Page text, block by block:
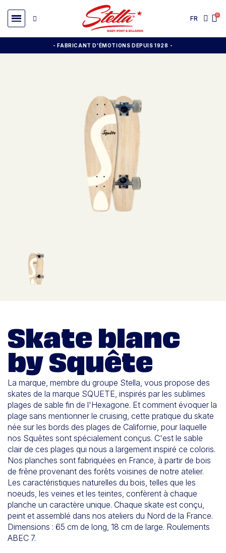
FR
- FABRICANT D'ÉMOTIONS DEPUIS 1928 -
Skate blanc
by Squête
La marque, membre du groupe Stella, vous propose des
skates de la marque SQUETE, inspirés par les sublimes
plages de sable fin de l'Hexagone. Et comment évoquer la
plage sans mentionner le cruising, cette pratique du skate
née sur les bords des plages de Californie, pour laquelle
nos Squêtes sont spécialement conçus. C'est le sable
clair de ces plages qui nous a largement inspiré ce coloris.
Nos planches sont fabriquées en France, à partir de bois
de frêne provenant des forêts voisines de notre atelier.
Les caractéristiques naturelles du bois, telles que les
noeuds, les veines et les teintes, confèrent à chaque
planche un caractère unique. Chaque skate est conçu,
peint et assemblé dans nos ateliers du Nord de la France.
Dimensions : 65 cm de long, 18 cm de large. Roulements
ABEC 7.